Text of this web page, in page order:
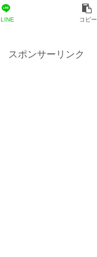
LINE コピー
スポンサーリンク